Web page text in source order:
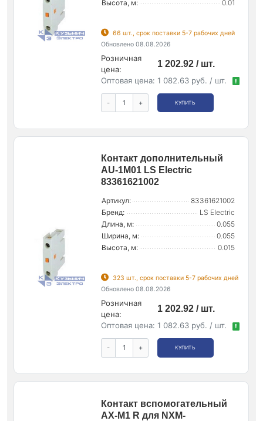
Высота, м: 0.01
66 шт., срок поставки 5-7 рабочих дней
Обновлено 08.08.2026
Розничная
цена:
1 202.92 / шт.
Оптовая цена: 1 082.63 руб. / шт. !
- + КУПИТЬ
Контакт дополнительный
AU-1M01 LS Electric
83361621002
Артикул:
83361621002
Бренд:
LS Electric
Длина, м:
0.055
Ширина, м:
0.055
Высота, м:
0.015
323 шт., срок поставки 5-7 рабочих дней
Обновлено 08.08.2026
Розничная
цена:
1 202.92 / шт.
Оптовая цена: 1 082.63 руб. / шт. !
- + КУПИТЬ
Контакт вспомогательный
AX-M1 R для NXM-